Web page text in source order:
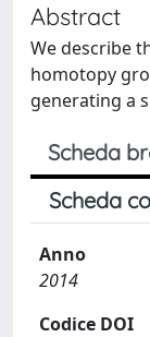
Abstract
We describe
homotopy
generating a
Scheda
Scheda
Anno
2014
Codice DOI